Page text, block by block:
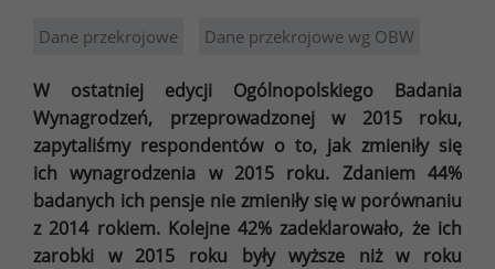
Dane przekrojowe Dane przekrojowe wg OBW
W ostatniej edycji Ogólnopolskiego Badania
Wynagrodzeń, przeprowadzonej w 2015 roku,
zapytaliśmy respondentów o to, jak zmieniły się
ich wynagrodzenia w 2015 roku. Zdaniem 44%
badanych ich pensje nie zmieniły się w porównaniu
z 2014 rokiem. Kolejne 42% zadeklarowało, że ich
zarobki w 2015 roku były wyższe niż w roku